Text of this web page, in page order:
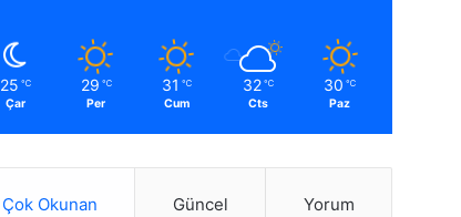
25 ℃
Çar
29 ℃
Per
31 ℃
Cum
32 ℃
Cts
30 ℃
Paz
Çok Okunan Güncel Yorum